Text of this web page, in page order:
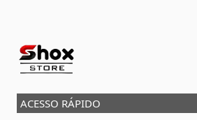
ACESSO RÁPIDO